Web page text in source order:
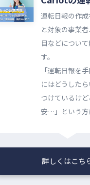
運転日報の作
と対象の事業
目などについ
す。
「運転日報を
にはどうした
つけているけ
安…」という方
詳しくはこち